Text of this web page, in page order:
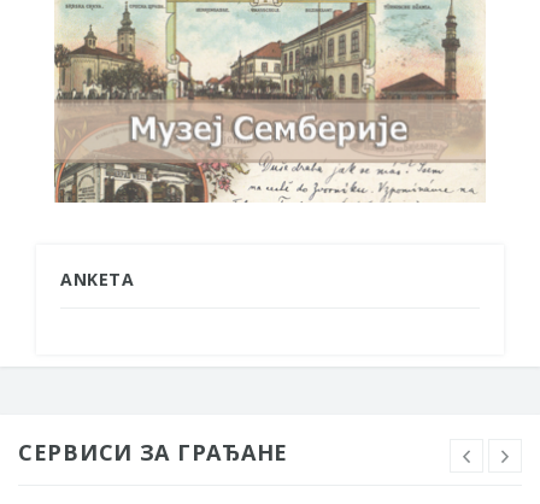
ANKETA
СЕРВИСИ ЗА ГРАЂАНЕ